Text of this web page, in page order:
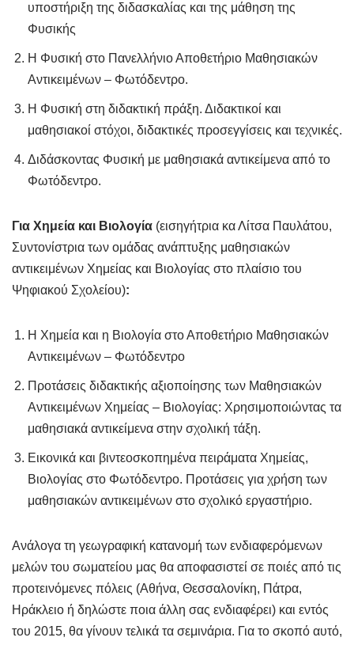
υποστήριξη της διδασκαλίας και της μάθηση της
Φυσικής
Η Φυσική στο Πανελλήνιο Αποθετήριο Μαθησιακών
Αντικειμένων – Φωτόδεντρο.
Η Φυσική στη διδακτική πράξη. Διδακτικοί και
μαθησιακοί στόχοι, διδακτικές προσεγγίσεις και τεχνικές.
Διδάσκοντας Φυσική με μαθησιακά αντικείμενα από το
Φωτόδεντρο.
Για Χημεία και Βιολογία (εισηγήτρια κα Λίτσα Παυλάτου,
Συντονίστρια των ομάδας ανάπτυξης μαθησιακών
αντικειμένων Χημείας και Βιολογίας στο πλαίσιο του
Ψηφιακού Σχολείου):
Η Χημεία και η Βιολογία στο Αποθετήριο Μαθησιακών
Αντικειμένων – Φωτόδεντρο
Προτάσεις διδακτικής αξιοποίησης των Μαθησιακών
Αντικειμένων Χημείας – Βιολογίας: Χρησιμοποιώντας τα
μαθησιακά αντικείμενα στην σχολική τάξη.
Εικονικά και βιντεοσκοπημένα πειράματα Χημείας,
Βιολογίας στο Φωτόδεντρο. Προτάσεις για χρήση των
μαθησιακών αντικειμένων στο σχολικό εργαστήριο.
Ανάλογα τη γεωγραφική κατανομή των ενδιαφερόμενων
μελών του σωματείου μας θα αποφασιστεί σε ποιές από τις
προτεινόμενες πόλεις (Αθήνα, Θεσσαλονίκη, Πάτρα,
Ηράκλειο ή δηλώστε ποια άλλη σας ενδιαφέρει) και εντός
του 2015, θα γίνουν τελικά τα σεμινάρια. Για το σκοπό αυτό,